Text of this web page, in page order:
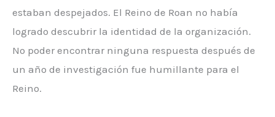
estaban despejados. El Reino de Roan no había
logrado descubrir la identidad de la organización.
No poder encontrar ninguna respuesta después de
un año de investigación fue humillante para el
Reino.